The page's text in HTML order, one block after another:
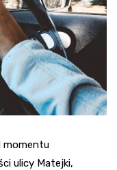
momentu
ulicy Matejki,